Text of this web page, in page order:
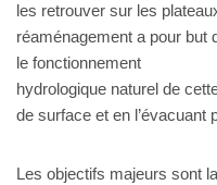
les retrouver sur les
réaménagement a pour but
le fonctionnement
hydrologique naturel de
de surface et en l’évacuant
Les objectifs majeurs sont